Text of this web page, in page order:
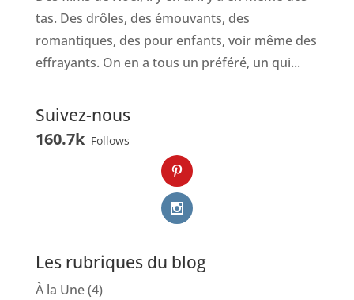
tas. Des drôles, des émouvants, des
romantiques, des pour enfants, voir même des
effrayants. On en a tous un préféré, un qui...
Suivez-nous
160.7k Follows
Les rubriques du blog
À la Une(4)